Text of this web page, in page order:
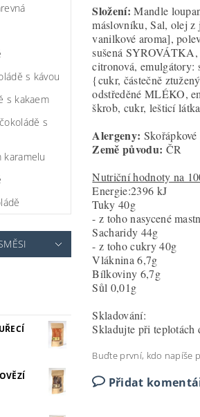
s kávou
s kakaem
s
karamelu
Složení: Mandle
máslovníku, Sal, olej
vanilkové aroma],
sušená
citronová,
{cukr, částečně
odstředěné MLÉKO,
škrob, cukr, lešticí
Alergeny:
Země původu: ČR
Nutriční hodnoty na
Energie:2396 kJ
Tuky 40g
- z toho nasycené
Sacharidy 44g
- z toho cukry 40g
Vláknina 6,7g
Bílkoviny 6,7g
Sůl 0,01g
Skladování:
Skladujte při teplotách
Buďte první, kdo napíše
Přidat